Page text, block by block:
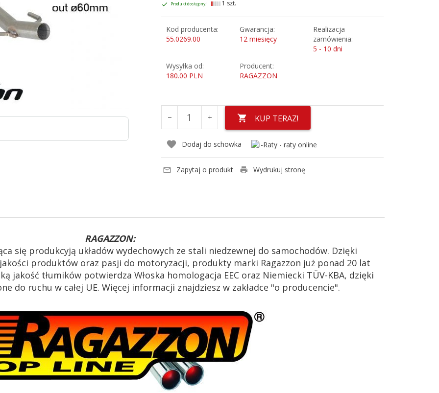
Produkt dostępny! 1 szt.
Kod producenta:
55.0269.00
Gwarancja:
12 miesięcy
Realizacja
zamówienia:
5 - 10 dni
Wysyłka od:
180.00 PLN
Producent:
RAGAZZON
KUP TERAZ!
Dodaj do schowka
Zapytaj o produkt Wydrukuj stronę
RAGAZZON:
się produkcyją układów wydechowych ze stali niedzewnej do samochodów. Dzięki
produktów oraz pasji do motoryzacji, produkty marki Ragazzon już ponad 20 lat
jakość tłumików potwierdza Włoska homologacja EEC oraz Niemiecki TÜV-KBA, dzięki
do ruchu w całej UE. Więcej informacji znajdziesz w zakładce "o producencie".